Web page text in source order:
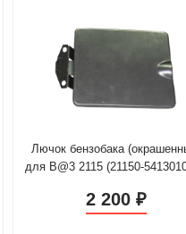
Лючок бензобака
для B@3 2115 (21150-
2 200₽